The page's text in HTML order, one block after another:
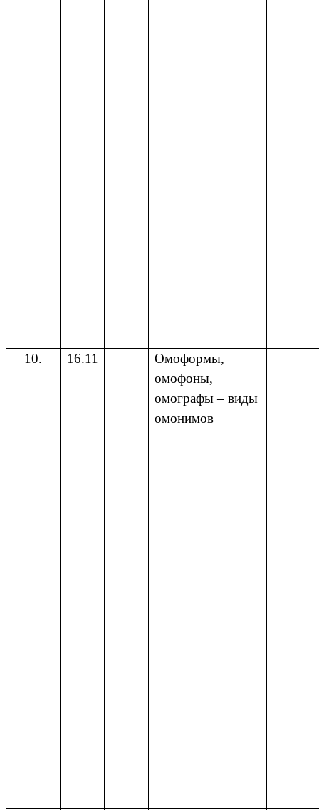
10. 16.11
Омоформы,
омофоны,
омографы – виды
омонимов